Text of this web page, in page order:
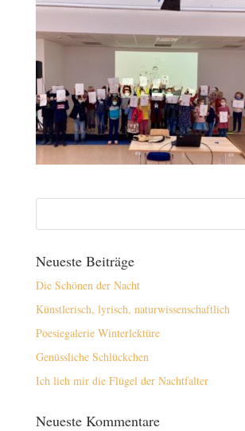
Neueste Beiträge
Die Schönen der Nacht
Künstlerisch, lyrisch, naturwissenschaftlich
Poesiegalerie Winterlektüre
Genüssliche Schlückchen
Ich lieh mir die Flügel der Nachtfalter
Neueste Kommentare